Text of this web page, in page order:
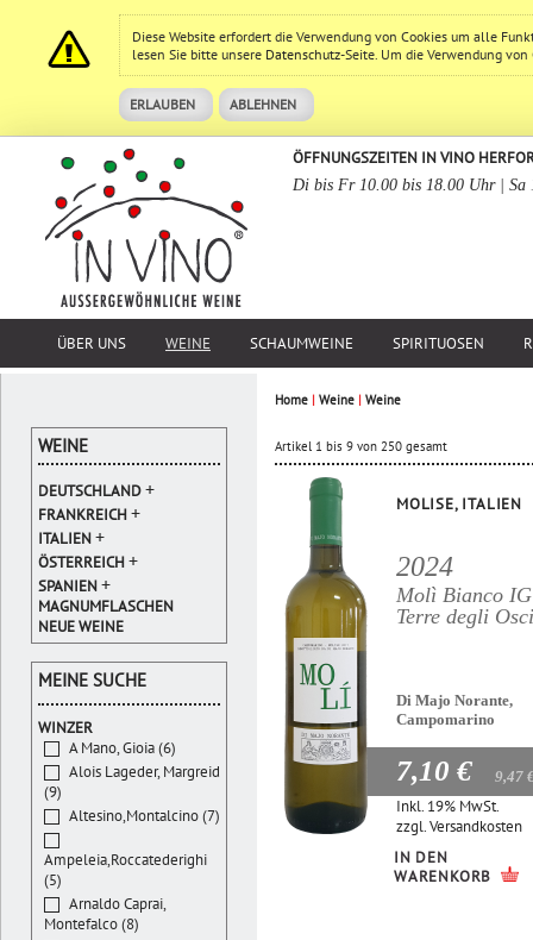
Diese Website erfordert die Verwendung von Cookies um alle
lesen Sie bitte unsere Datenschutz-Seite. Um die Verwendung
ERLAUBEN ABLEHNEN
ÖFFNUNGSZEITEN IN VINO
Di bis Fr 10.00 bis 18.00 Uhr | Sa
ÜBER UNS WEINE SCHAUMWEINE SPIRITUOSEN
Home | Weine | Weine
Artikel 1 bis 9 von 250 gesamt
MOLISE, ITALIEN
2024
Molì Bianco
Terre degli Osci
Di Majo Norante,
Campomarino
7,10 € 9,47
Inkl. 19% MwSt.
zzgl.Versandkosten
IN DEN
WARENKORB
WEINE
DEUTSCHLAND+
FRANKREICH+
ITALIEN+
ÖSTERREICH+
SPANIEN+
MAGNUMFLASCHEN
NEUE WEINE
MEINE SUCHE
WINZER
A Mano, Gioia (6)
Alois Lageder, Margreid
(9)
Altesino,Montalcino (7)
Ampeleia,Roccatederighi
(5)
Arnaldo Caprai,
Montefalco (8)